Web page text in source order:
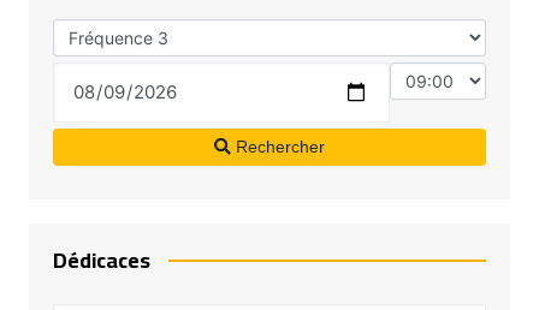
Rechercher
Dédicaces